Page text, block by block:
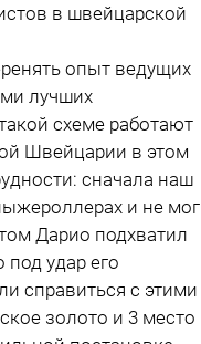
в швейцарской
опыт ведущих
лучших
схеме работают
Швейцарии в этом
сначала наш
и не мог
Дарио подхватил
удар его
справиться с этими
золото и 3 место